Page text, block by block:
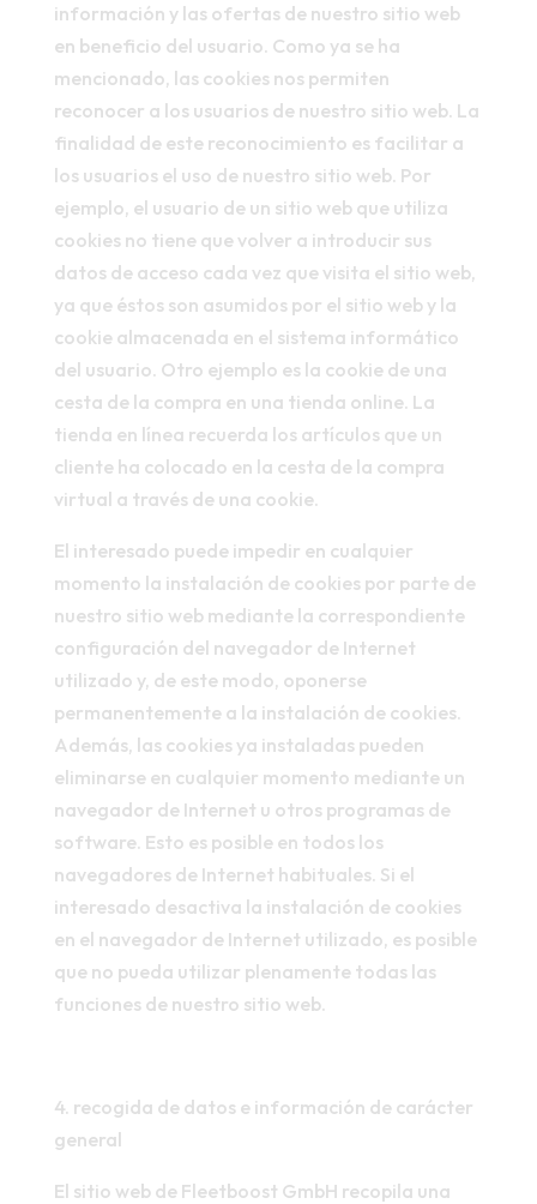
información y las ofertas de nuestro sitio web
en beneficio del usuario. Como ya se ha
mencionado, las cookies nos permiten
reconocer a los usuarios de nuestro sitio web. La
finalidad de este reconocimiento es facilitar a
los usuarios el uso de nuestro sitio web. Por
ejemplo, el usuario de un sitio web que utiliza
cookies no tiene que volver a introducir sus
datos de acceso cada vez que visita el sitio web,
ya que éstos son asumidos por el sitio web y la
cookie almacenada en el sistema informático
del usuario. Otro ejemplo es la cookie de una
cesta de la compra en una tienda online. La
tienda en línea recuerda los artículos que un
cliente ha colocado en la cesta de la compra
virtual a través de una cookie.
El interesado puede impedir en cualquier
momento la instalación de cookies por parte de
nuestro sitio web mediante la correspondiente
configuración del navegador de Internet
utilizado y, de este modo, oponerse
permanentemente a la instalación de cookies.
Además, las cookies ya instaladas pueden
eliminarse en cualquier momento mediante un
navegador de Internet u otros programas de
software. Esto es posible en todos los
navegadores de Internet habituales. Si el
interesado desactiva la instalación de cookies
en el navegador de Internet utilizado, es posible
que no pueda utilizar plenamente todas las
funciones de nuestro sitio web.
4. recogida de datos e información de carácter
general
El sitio web de Fleetboost GmbH recopila una